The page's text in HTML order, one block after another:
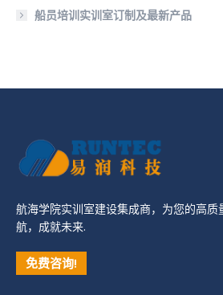
船员培训实训室订制及最新产品
航海学院实训室建设集成商，为您的高质
航，成就未来.
免费咨询!